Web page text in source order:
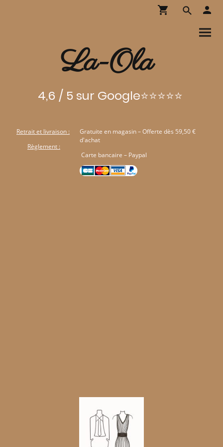
La-Ola
4,6 / 5 sur Google⭐⭐⭐⭐⭐
Retrait et livraison :
Règlement :
Gratuite en magasin – Offerte dès 59,50 €
d'achat
Carte bancaire – Paypal